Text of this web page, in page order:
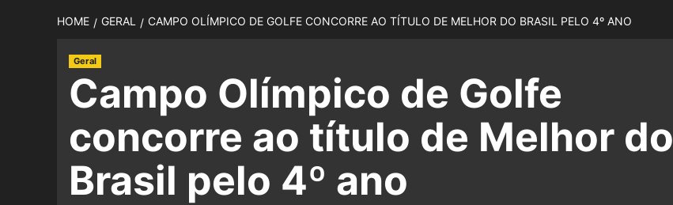
HOME GERAL CAMPO OLÍMPICO DE GOLFE CONCORRE AO TÍTULO DE MELHOR DO BRASIL PELO 4º ANO
Geral
Campo Olímpico de Golfe
concorre ao título de Melhor do
Brasil pelo 4º ano